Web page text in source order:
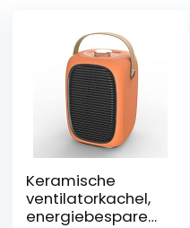
Keramische
ventilatorkachel,
energiebesparen